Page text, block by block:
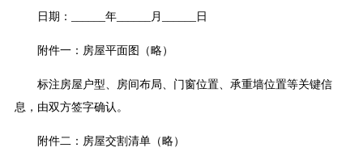
日期：______年______月______日
附件一：房屋平面图（略）
标注房屋户型、房间布局、门窗位置、承重墙位置等关键信
息，由双方签字确认。
附件二：房屋交割清单（略）